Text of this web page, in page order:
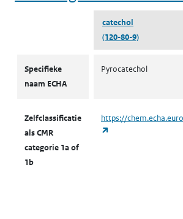
catechol
(120-80-9)
Specifieke
naam ECHA
Pyrocatechol
Zelfclassificatie
als CMR
categorie 1a of
1b
https://